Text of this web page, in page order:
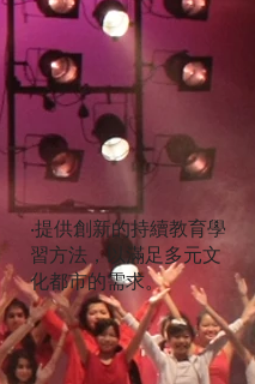
‧提供創新的持續教育學
習方法，以滿足多元文
化都市的需求。